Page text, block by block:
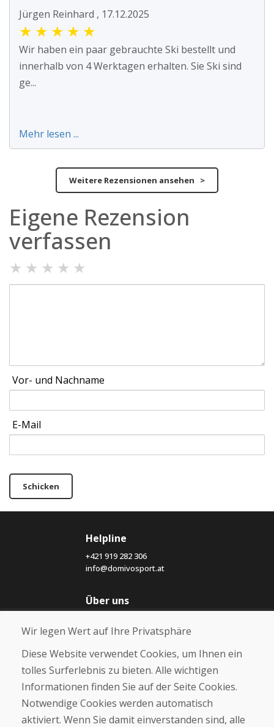
Jürgen Reinhard , 17.12.2025
★ ★ ★ ★ ★
Wir haben ein paar gebrauchte Ski bestellt und
innerhalb von 4 Werktagen erhalten. Sie Ski sind
ge...
Mehr lesen ...
Weitere Rezensionen ansehen >
Eigene Rezension
verfassen
★ ★ ★ ★ ★
Vor- und Nachname
E-Mail
Schicken
Helpline
+421 919 282 306
info@domivosport.at
Über uns
Über uns
Kontakt
Kaufen
E-Shop
Geschäftsbedingungen
Wir legen Wert auf Ihre Privatsphäre
Diese Website verwendet Cookies, um Ihnen ein
tolles Surferlebnis zu bieten. Alle wichtigen
Informationen finden Sie auf der Seite Cookies.
Notwendige Cookies werden automatisch
aktiviert. Wenn Sie damit einverstanden sind, alle